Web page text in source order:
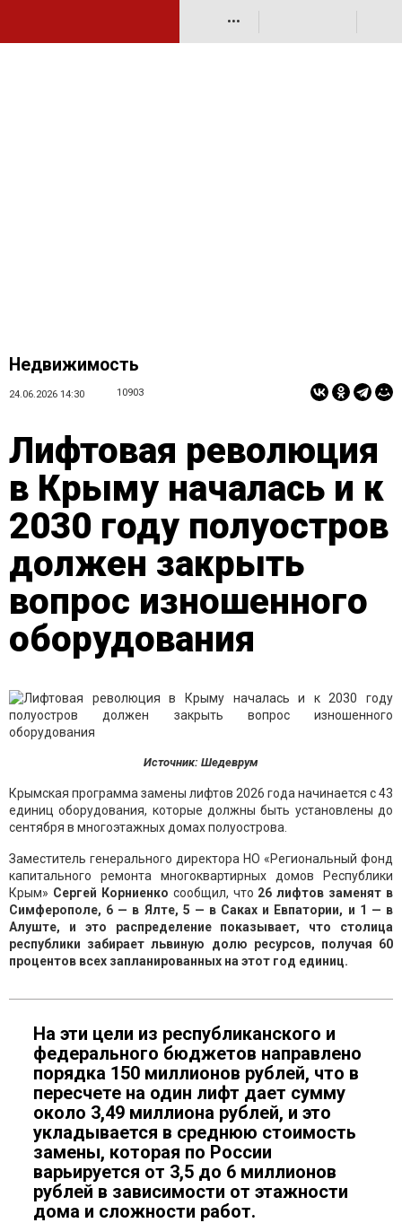
•••
Недвижимость
24.06.2026 14:30 10903
Лифтовая революция
в Крыму началась и к
2030 году полуостров
должен закрыть
вопрос изношенного
оборудования
Источник: Шедеврум
Крымская программа замены лифтов 2026 года начинается с 43
единиц оборудования, которые должны быть установлены до
сентября в многоэтажных домах полуострова.
Заместитель генерального директора НО «Региональный фонд
капитального ремонта многоквартирных домов Республики
Крым» Сергей Корниенко сообщил, что 26 лифтов заменят в
Симферополе, 6 — в Ялте, 5 — в Саках и Евпатории, и 1 — в
Алуште, и это распределение показывает, что столица
республики забирает львиную долю ресурсов, получая 60
процентов всех запланированных на этот год единиц.
На эти цели из республиканского и
федерального бюджетов направлено
порядка 150 миллионов рублей, что в
пересчете на один лифт дает сумму
около 3,49 миллиона рублей, и это
укладывается в среднюю стоимость
замены, которая по России
варьируется от 3,5 до 6 миллионов
рублей в зависимости от этажности
дома и сложности работ.